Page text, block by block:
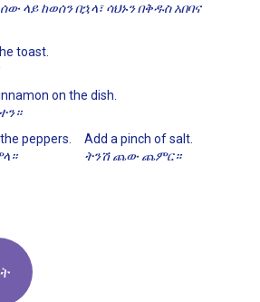
ላይ ከወሰን በኋላ፣ ሳህኑን በቅዱስ አበባና
toast.
on the dish.
peppers.
Add a pinch of salt.
ትንሽ ጨው ጨምር።